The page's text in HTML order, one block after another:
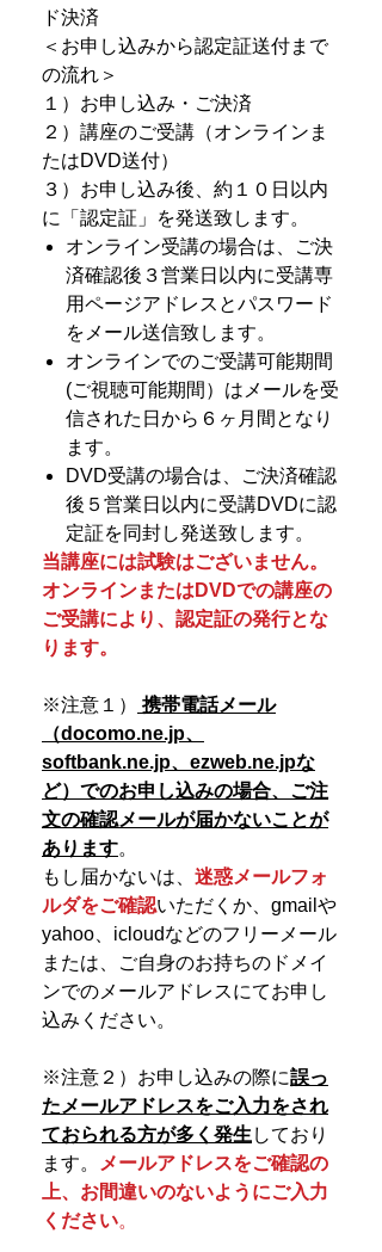
ド決済
＜お申し込みから認定証送付まで
の流れ＞
１）お申し込み・ご決済
２）講座のご受講（オンラインま
たはDVD送付）
３）お申し込み後、約１０日以内
に「認定証」を発送致します。
オンライン受講の場合は、ご決
済確認後３営業日以内に受講専
用ページアドレスとパスワード
をメール送信致します。
オンラインでのご受講可能期間
(ご視聴可能期間）はメールを受
信された日から６ヶ月間となり
ます。
DVD受講の場合は、ご決済確認
後５営業日以内に受講DVDに認
定証を同封し発送致します。
当講座には試験はございません。
オンラインまたはDVDでの講座の
ご受講により、認定証の発行とな
ります。
※注意１）
携帯電話メール
（docomo.ne.jp、
softbank.ne.jp、ezweb.ne.jpな
ど）でのお申し込みの場合、 ご注
文の確認メールが届かないことが
あります。
もし届かないは、 迷惑メールフォ
ルダをご確認いただくか、gmailや
yahoo、icloudなどのフリーメール
または、ご自身のお持ちのドメイ
ンでのメールアドレスにてお申し
込みください。
※注意２）お申し込みの際に誤っ
たメールアドレスをご入力をされ
ておられる方が多く発生 しており
ます。
メールアドレスをご確認の
上、お間違いのないようにご入力
ください。